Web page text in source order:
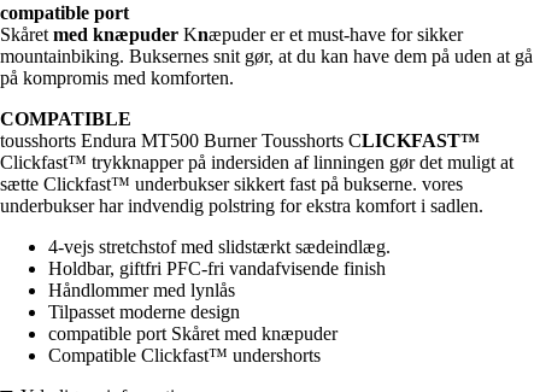
compatible port
Skåret med knæpuder Knæpuder er et must-have for sikker
mountainbiking. Buksernes snit gør, at du kan have dem på uden at gå
på kompromis med komforten.
COMPATIBLE
tousshorts Endura MT500 Burner Tousshorts CLICKFAST™
Clickfast™ trykknapper på indersiden af linningen gør det muligt at
sætte Clickfast™ underbukser sikkert fast på bukserne. vores
underbukser har indvendig polstring for ekstra komfort i sadlen.
4-vejs stretchstof med slidstærkt sædeindlæg.
Holdbar, giftfri PFC-fri vandafvisende finish
Håndlommer med lynlås
Tilpasset moderne design
compatible port Skåret med knæpuder
Compatible Clickfast™ undershorts